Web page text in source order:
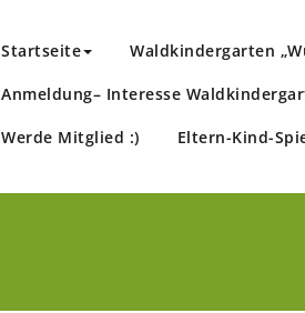
Startseite Waldkindergarten
Anmeldung– Interesse
Werde Mitglied :) Eltern-Kind-